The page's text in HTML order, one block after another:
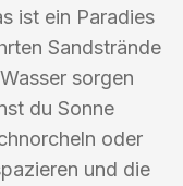
ist ein Paradies
Sandstrände
sorgen
du Sonne
oder
und die